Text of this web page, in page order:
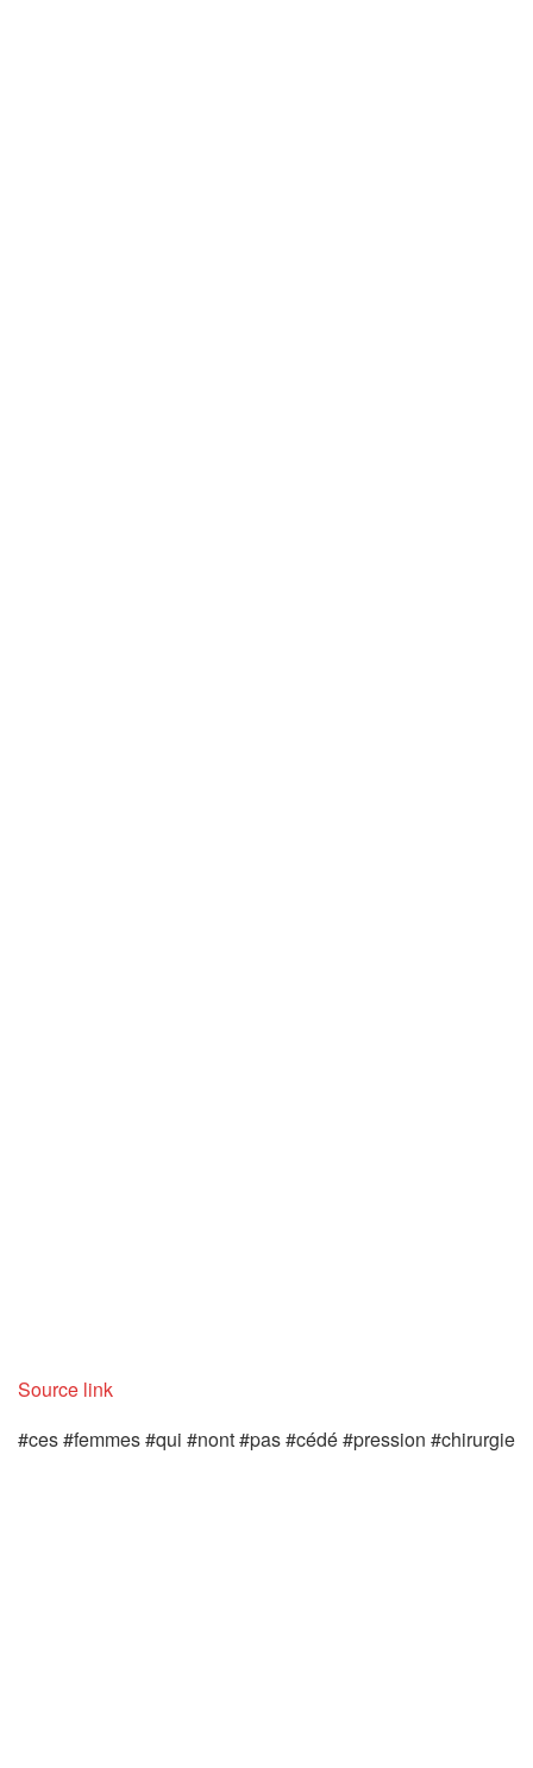
Source link
#ces #femmes #qui #nont #pas #cédé #pression #chirurgie